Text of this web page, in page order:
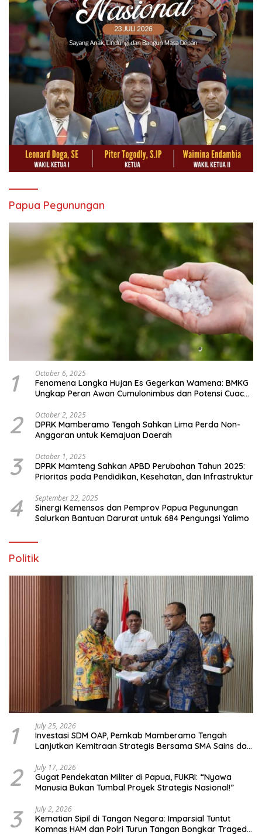
Papua Pegunungan
1 October 6, 2025
Fenomena Langka Hujan Es Gegerkan Wamena: BMKG
Ungkap Peran Awan Cumulonimbus dan Potensi Cuaca
2 October 2, 2025
DPRK Mamberamo Tengah Sahkan Lima Perda Non-
Anggaran untuk Kemajuan Daerah
3 October 1, 2025
DPRK Mamteng Sahkan APBD Perubahan Tahun 2025:
Prioritas pada Pendidikan, Kesehatan, dan Infrastruktur
4 September 22, 2025
Sinergi Kemensos dan Pemprov Papua Pegunungan
Salurkan Bantuan Darurat untuk 684 Pengungsi Yalimo
Politik
1 July 25, 2026
Investasi SDM OAP, Pemkab Mamberamo Tengah
Lanjutkan Kemitraan Strategis Bersama SMA Sains dan
2 July 17, 2026
Gugat Pendekatan Militer di Papua, FUKRI: “Nyawa
Manusia Bukan Tumbal Proyek Strategis Nasional!”
3 July 2, 2026
Kematian Sipil di Tangan Negara: Imparsial Tuntut
Komnas HAM dan Polri Turun Tangan Bongkar Tragedi